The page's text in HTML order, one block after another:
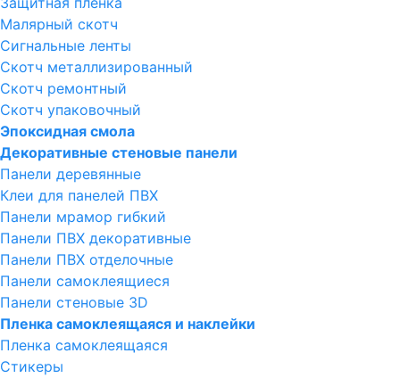
Малярный скотч
Сигнальные ленты
Скотч металлизированный
Скотч ремонтный
Скотч упаковочный
Эпоксидная смола
Декоративные стеновые панели
Панели деревянные
Клеи для панелей ПВХ
Панели мрамор гибкий
Панели ПВХ декоративные
Панели ПВХ отделочные
Панели самоклеящиеся
Панели стеновые 3D
Пленка самоклеящаяся и наклейки
Пленка самоклеящаяся
Стикеры